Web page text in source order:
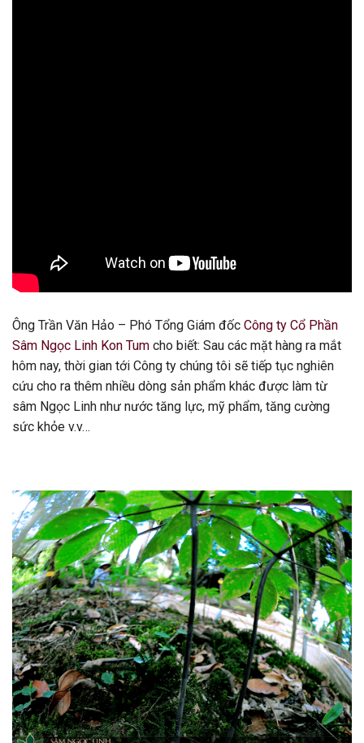
Ông Trần Văn Hảo – Phó Tổng Giám đốc Công ty Cổ Phần
Sâm Ngọc Linh Kon Tum cho biết: Sau các mặt hàng ra mắt
hôm nay, thời gian tới Công ty chúng tôi sẽ tiếp tục nghiên
cứu cho ra thêm nhiều dòng sản phẩm khác được làm từ
sâm Ngọc Linh như nước tăng lực, mỹ phẩm, tăng cường
sức khỏe v.v…